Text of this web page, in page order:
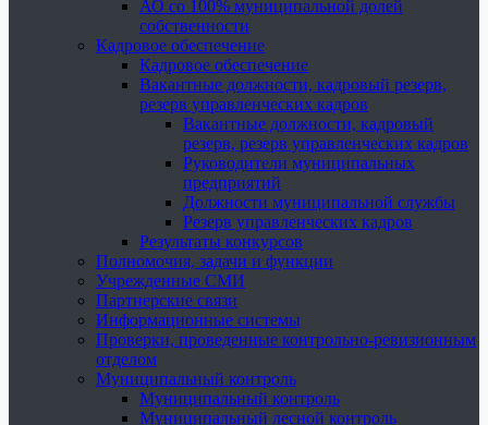
АО со 100% муниципальной долей
собственности
Кадровое обеспечение
Кадровое обеспечение
Вакантные должности, кадровый резерв,
резерв управленческих кадров
Вакантные должности, кадровый
резерв, резерв управленческих кадров
Руководители муниципальных
предприятий
Должности муниципальной службы
Резерв управленческих кадров
Результаты конкурсов
Полномочия, задачи и функции
Учрежденные СМИ
Партнерские связи
Информационные системы
Проверки, проведенные контрольно-ревизионным
отделом
Муниципальный контроль
Муниципальный контроль
Муниципальный лесной контроль